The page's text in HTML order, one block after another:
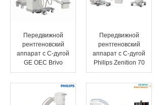
Передвижной
рентгеновский
аппарат с C-дугой
GE OEC Brivo
Передвижной
рентгеновский
аппарат с C-дугой
Philips Zenition 70